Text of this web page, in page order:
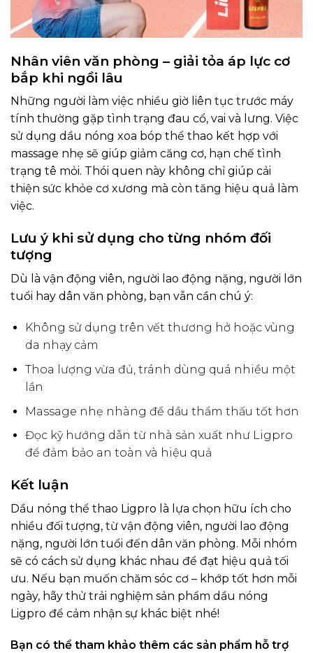
Nhân viên văn phòng – giải tỏa áp lực cơ
bắp khi ngồi lâu
Những người làm việc nhiều giờ liên tục trước máy
tính thường gặp tình trạng đau cổ, vai và lưng. Việc
sử dụng dầu nóng xoa bóp thể thao kết hợp với
massage nhẹ sẽ giúp giảm căng cơ, hạn chế tình
trạng tê mỏi. Thói quen này không chỉ giúp cải
thiện sức khỏe cơ xương mà còn tăng hiệu quả làm
việc.
Lưu ý khi sử dụng cho từng nhóm đối
tượng
Dù là vận động viên, người lao động nặng, người lớn
tuổi hay dân văn phòng, bạn vẫn cần chú ý:
Không sử dụng trên vết thương hở hoặc vùng
da nhạy cảm
Thoa lượng vừa đủ, tránh dùng quá nhiều một
lần
Massage nhẹ nhàng để dầu thẩm thấu tốt hơn
Đọc kỹ hướng dẫn từ nhà sản xuất như Ligpro
để đảm bảo an toàn và hiệu quả
Kết luận
Dầu nóng thể thao Ligpro là lựa chọn hữu ích cho
nhiều đối tượng, từ vận động viên, người lao động
nặng, người lớn tuổi đến dân văn phòng. Mỗi nhóm
sẽ có cách sử dụng khác nhau để đạt hiệu quả tối
ưu. Nếu bạn muốn chăm sóc cơ – khớp tốt hơn mỗi
ngày, hãy thử trải nghiệm sản phẩm dầu nóng
Ligpro để cảm nhận sự khác biệt nhé!
Bạn có thể tham khảo thêm các sản phẩm hỗ trợ